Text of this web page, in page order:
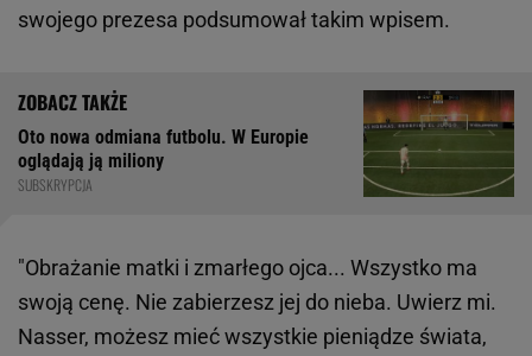
swojego prezesa podsumował takim wpisem.
Oto nowa odmiana futbolu. W Europie
oglądają ją miliony
SUBSKRYPCJA
"Obrażanie matki i zmarłego ojca... Wszystko ma
swoją cenę. Nie zabierzesz jej do nieba. Uwierz mi.
Nasser, możesz mieć wszystkie pieniądze świata,